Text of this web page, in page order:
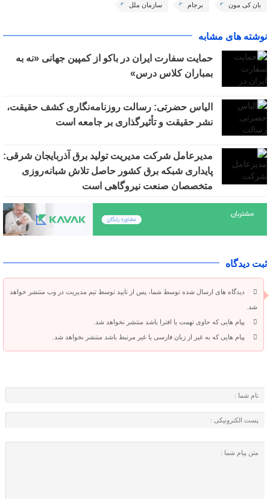
بان کی مون برجام سازمان ملل
نوشته های مشابه
حمایت سفارت ایران در باکو از کمپین جهانی «نه به
بمباران کلاس درس»
الیاس حضرتی: رسالت روزنامه‌نگاری کشف حقیقت،
نشر حقیقت و تأثیرگذاری بر جامعه است
مدیرعامل شرکت مدیریت تولید برق آذربایجان شرقی:
پایداری شبکه برق کشور حاصل تلاش شبانه‌روزی
متخصصان صنعت نیروگاهی است
ثبت دیدگاه
دیدگاه های ارسال شده توسط شما، پس از تایید توسط تیم مدیریت در وب منتشر خواهد
شد.
پیام هایی که حاوی تهمت یا افترا باشد منتشر نخواهد شد.
پیام هایی که به غیر از زبان فارسی یا غیر مرتبط باشد منتشر نخواهد شد.